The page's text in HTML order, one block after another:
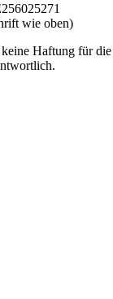
wie oben)
Haftung für